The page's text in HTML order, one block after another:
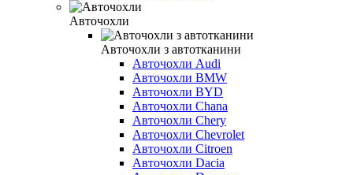
Авточохли
Авточохли з автотканини
Авточохли Audi
Авточохли BMW
Авточохли BYD
Авточохли Chana
Авточохли Chery
Авточохли Chevrolet
Авточохли Citroen
Авточохли Dacia